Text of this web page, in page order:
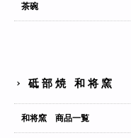
茶碗
砥部焼 和将窯
和将窯 商品一覧